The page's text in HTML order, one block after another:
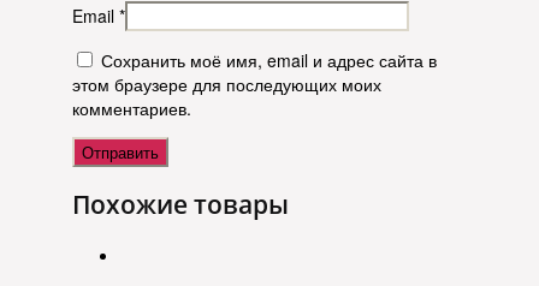
Email *
Сохранить моё имя, email и адрес сайта в
этом браузере для последующих моих
комментариев.
Похожие товары